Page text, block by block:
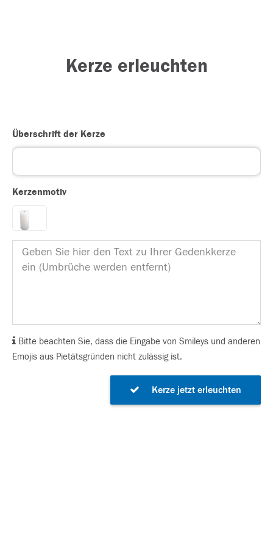
Kerze erleuchten
Überschrift der Kerze
Kerzenmotiv
Bitte beachten Sie, dass die Eingabe von Smileys und anderen
Emojis aus Pietätsgründen nicht zulässig ist.
Kerze jetzt erleuchten